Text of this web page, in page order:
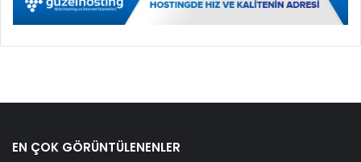
EN ÇOK GÖRÜNTÜLENENLER